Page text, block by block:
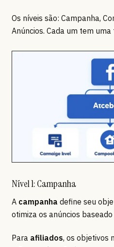
Os níveis são: Campanha,
Anúncios. Cada um tem
Nível 1: Campanha
A campanha define seu
otimiza os anúncios
Para afiliados, os objetivos